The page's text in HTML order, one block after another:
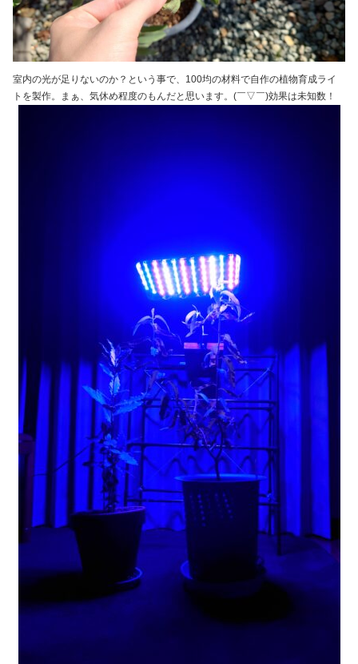
室内の光が足りないのか？という事で、100均の材料で自作の植物育成ライ
トを製作。まぁ、気休め程度のもんだと思います。(￣▽￣)効果は未知数！